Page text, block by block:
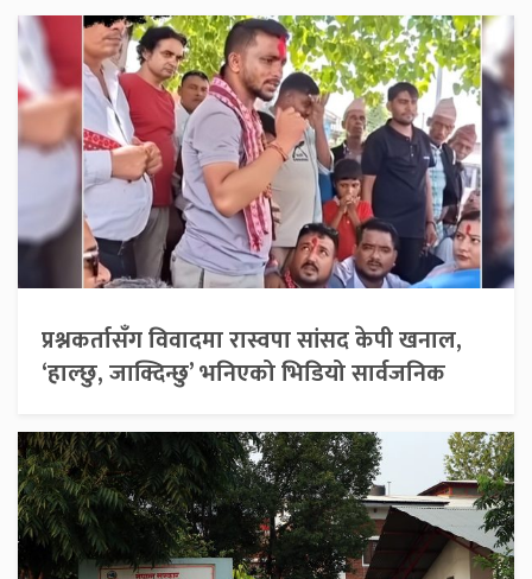
प्रश्नकर्तासँग विवादमा रास्वपा सांसद केपी खनाल,
‘हाल्छु, जाक्दिन्छु’ भनिएको भिडियो सार्वजनिक